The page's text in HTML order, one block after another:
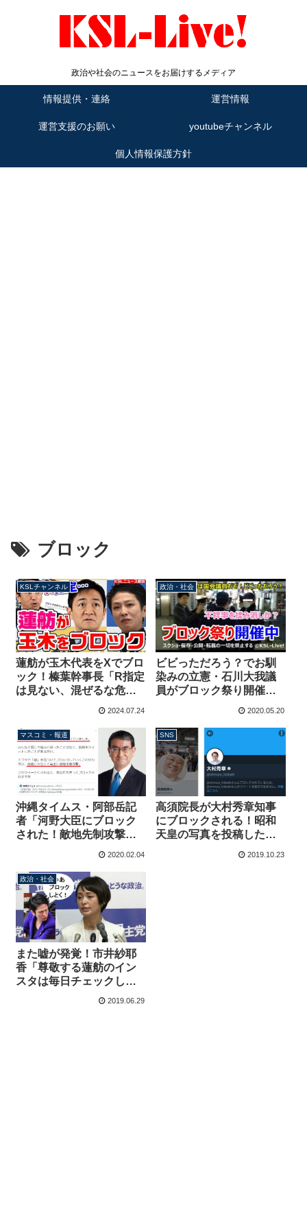
政治や社会のニュースをお届けするメディア
情報提供・連絡 運営情報
運営支援のお願い youtubeチャンネル
個人情報保護方針
ブロック
KSLチャンネル
蓮舫が玉木代表をXでブロ
ック！榛葉幹事長「R指定
は見ない、混ぜるな危険
な」記者会見で暴露
【KSLチャンネル】
2024.07.24
政治・社会
ビビっただろう？でお馴
染みの立憲・石川大我議
員がブロック祭り開催
喝疑惑のもみ消しに躍起
2020.05.20
マスコミ・報道
沖縄タイムス・阿部岳記
者「河野大臣にブロック
された！敵地先制攻撃
に例えて批判してました
2020.02.04
SNS
高須院長が大村秀章知事
にブロックされる！昭和
天皇の写真を投稿しただ
2019.10.23
政治・社会
また嘘が発覚！市井紗耶
香「尊敬する蓮舫のイン
スタは毎日チェックして
る」→フォローすらして
2019.06.29